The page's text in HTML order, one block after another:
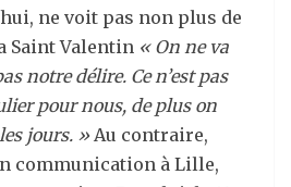
ne voit pas non plus de
Saint Valentin « On ne va
notre délire. Ce n’est pas
pour nous, de plus on
jours. »Au contraire,
communication à Lille,